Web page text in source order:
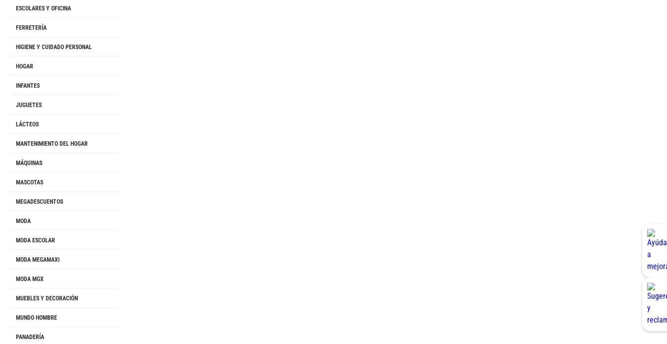
ESCOLARES Y OFICINA
FERRETERÍA
HIGIENE Y CUIDADO PERSONAL
HOGAR
INFANTES
JUGUETES
LÁCTEOS
MANTENIMIENTO DEL HOGAR
MÁQUINAS
MASCOTAS
MEGADESCUENTOS
MODA
MODA ESCOLAR
MODA MEGAMAXI
MODA MGX
MUEBLES Y DECORACIÓN
MUNDO HOMBRE
PANADERÍA